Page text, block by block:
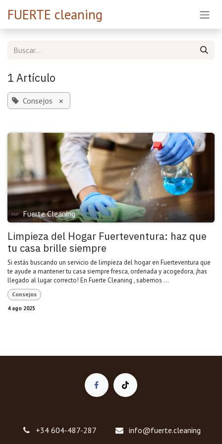
FUERTE cleaning
1 Artículo
Consejos ×
Fuerte Cleaning
Limpieza del Hogar Fuerteventura: haz que
tu casa brille siempre
Si estás buscando un servicio de limpieza del hogar en Fuerteventura que
te ayude a mantener tu casa siempre fresca, ordenada y acogedora, ¡has
llegado al lugar correcto! En Fuerte Cleaning , sabemos ...
Consejos
4 ago 2025
+34 604-487-287 info@fuerte.cleaning